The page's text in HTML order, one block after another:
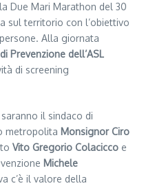
Due Mari Marathon del 30
sul territorio con l’obiettivo
Alla giornata
Prevenzione dell’ASL
di screening
il sindaco di
metropolita Monsignor Ciro
Vito Gregorio Colacicco e
Michele
c’è il valore della